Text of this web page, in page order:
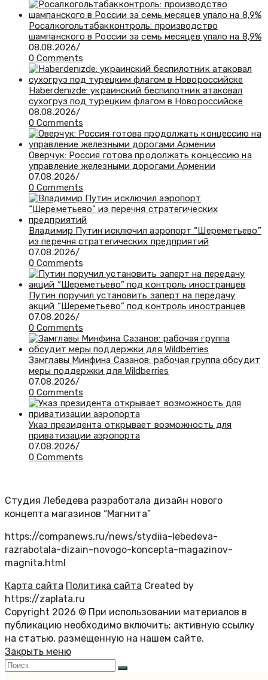
Росалкогольтабакконтроль: производство
шампанского в России за семь месяцев упало на 8,9%
08.08.2026/
0 Comments
Haberdenızde: украинский беспилотник атаковал
сухогруз под турецким флагом в Новороссийске
08.08.2026/
0 Comments
Оверчук: Россия готова продолжать концессию на
управление железными дорогами Армении
07.08.2026/
0 Comments
Владимир Путин исключил аэропорт “Шереметьево”
из перечня стратегических предприятий
07.08.2026/
0 Comments
Путин поручил установить заперт на передачу
акций “Шереметьево” под контроль иностранцев
07.08.2026/
0 Comments
Замглавы Минфина Сазанов: рабочая группа обсудит
меры поддержки для Wildberries
07.08.2026/
0 Comments
Указ президента открывает возможность для
приватизации аэропорта
07.08.2026/
0 Comments
Студия Лебедева разработала дизайн нового
концепта магазинов “Магнита”
https://companews.ru/news/stydiia-lebedeva-
razrabotala-dizain-novogo-koncepta-magazinov-
magnita.html
Карта сайта Политика сайта Created by
https://zaplata.ru
Copyright 2026 © При использовании материалов в
публикацию необходимо включить: активную ссылку
на статью, размещенную на нашем сайте.
Закрыть меню